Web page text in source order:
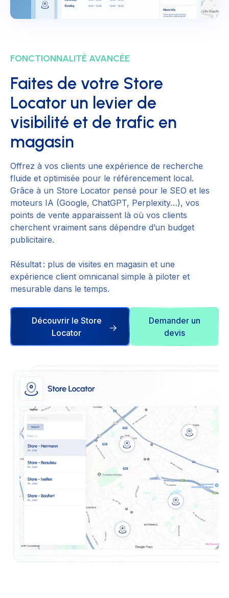
FONCTIONNALITÉ AVANCÉE
Faites de votre Store
Locator un levier de
visibilité et de trafic en
magasin
Offrez à vos clients une expérience de recherche
fluide et optimisée pour le référencement local.
Grâce à un Store Locator pensé pour le SEO et les
moteurs IA (Google, ChatGPT, Perplexity…), vos
points de vente apparaissent là où vos clients
cherchent vraiment sans dépendre d’un budget
publicitaire.
Résultat : plus de visites en magasin et une
expérience client omnicanal simple à piloter et
mesurable dans le temps.
Découvrir le Store
Locator
Demander un
devis